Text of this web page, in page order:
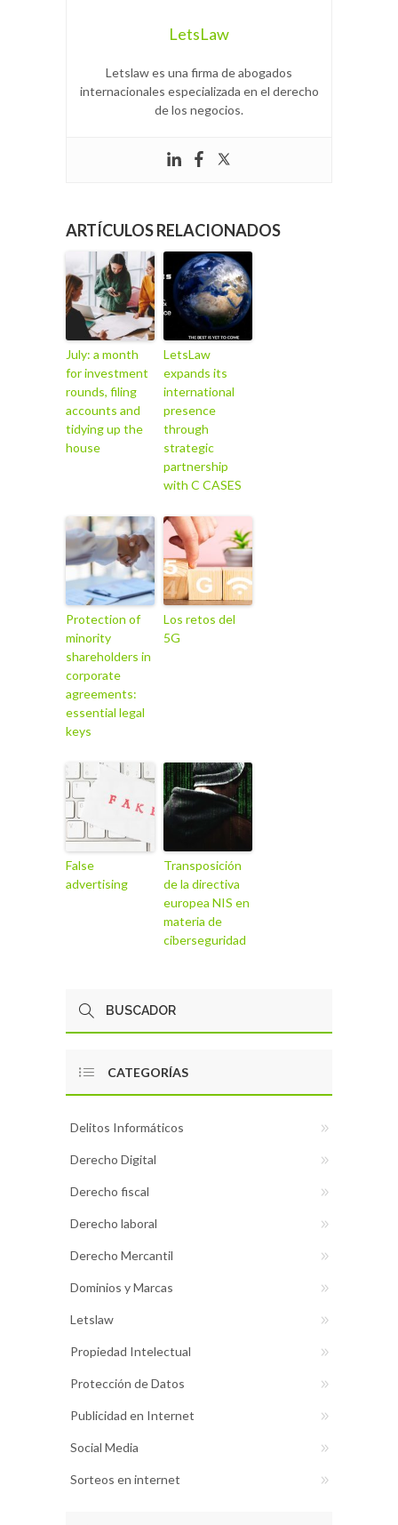
LetsLaw
Letslaw es una firma de abogados
internacionales especializada en el derecho
de los negocios.
ARTÍCULOS RELACIONADOS
July: a month
for investment
rounds, filing
accounts and
tidying up the
house
LetsLaw
expands its
international
presence
through
strategic
partnership
with C CASES
Protection of
minority
shareholders in
corporate
agreements:
essential legal
keys
Los retos del
5G
False
advertising
Transposición
de la directiva
europea NIS en
materia de
ciberseguridad
CATEGORÍAS
Delitos Informáticos
Derecho Digital
Derecho fiscal
Derecho laboral
Derecho Mercantil
Dominios y Marcas
Letslaw
Propiedad Intelectual
Protección de Datos
Publicidad en Internet
Social Media
Sorteos en internet